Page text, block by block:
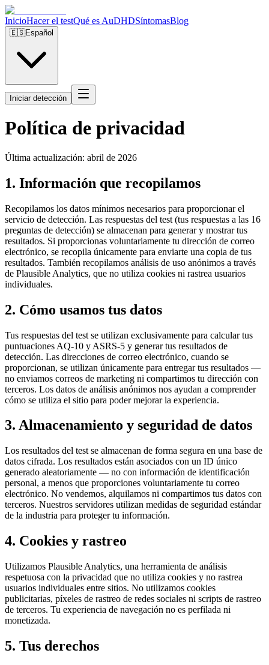
InicioHacer el testQué es AuDHDSíntomasBlog
🇪🇸Español
Iniciar detección
Política de privacidad
Última actualización: abril de 2026
1. Información que recopilamos
Recopilamos los datos mínimos necesarios para proporcionar el
servicio de detección. Las respuestas del test (tus respuestas a las 16
preguntas de detección) se almacenan para generar y mostrar tus
resultados. Si proporcionas voluntariamente tu dirección de correo
electrónico, se recopila únicamente para enviarte una copia de tus
resultados. También recopilamos análisis de uso anónimos a través
de Plausible Analytics, que no utiliza cookies ni rastrea usuarios
individuales.
2. Cómo usamos tus datos
Tus respuestas del test se utilizan exclusivamente para calcular tus
puntuaciones AQ-10 y ASRS-5 y generar tus resultados de
detección. Las direcciones de correo electrónico, cuando se
proporcionan, se utilizan únicamente para entregar tus resultados —
no enviamos correos de marketing ni compartimos tu dirección con
terceros. Los datos de análisis anónimos nos ayudan a comprender
cómo se utiliza el sitio para poder mejorar la experiencia.
3. Almacenamiento y seguridad de datos
Los resultados del test se almacenan de forma segura en una base de
datos cifrada. Los resultados están asociados con un ID único
generado aleatoriamente — no con información de identificación
personal, a menos que proporciones voluntariamente tu correo
electrónico. No vendemos, alquilamos ni compartimos tus datos con
terceros. Nuestros servidores utilizan medidas de seguridad estándar
de la industria para proteger tu información.
4. Cookies y rastreo
Utilizamos Plausible Analytics, una herramienta de análisis
respetuosa con la privacidad que no utiliza cookies y no rastrea
usuarios individuales entre sitios. No utilizamos cookies
publicitarias, píxeles de rastreo de redes sociales ni scripts de rastreo
de terceros. Tu experiencia de navegación no es perfilada ni
monetizada.
5. Tus derechos